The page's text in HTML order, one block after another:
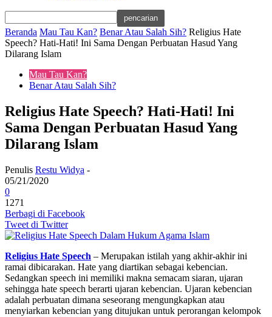
Beranda Mau Tau Kan? Benar Atau Salah Sih? Religius Hate
Speech? Hati-Hati! Ini Sama Dengan Perbuatan Hasud Yang
Dilarang Islam
Mau Tau Kan?
Benar Atau Salah Sih?
Religius Hate Speech? Hati-Hati! Ini
Sama Dengan Perbuatan Hasud Yang
Dilarang Islam
Penulis Restu Widya -
05/21/2020
0
1271
Berbagi di Facebook
Tweet di Twitter
Religius Hate Speech – Merupakan istilah yang akhir-akhir ini
ramai dibicarakan. Hate yang diartikan sebagai kebencian.
Sedangkan speech ini memiliki makna semacam siaran, ujaran
sehingga hate speech berarti ujaran kebencian. Ujaran kebencian
adalah perbuatan dimana seseorang mengungkapkan atau
menyiarkan kebencian yang ditujukan untuk perorangan kelompok